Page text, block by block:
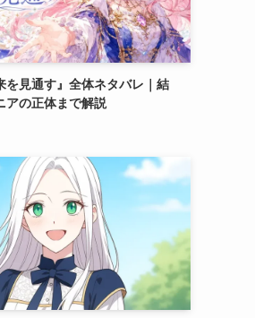
を見通す』全体ネタバレ｜結
アの正体まで解説